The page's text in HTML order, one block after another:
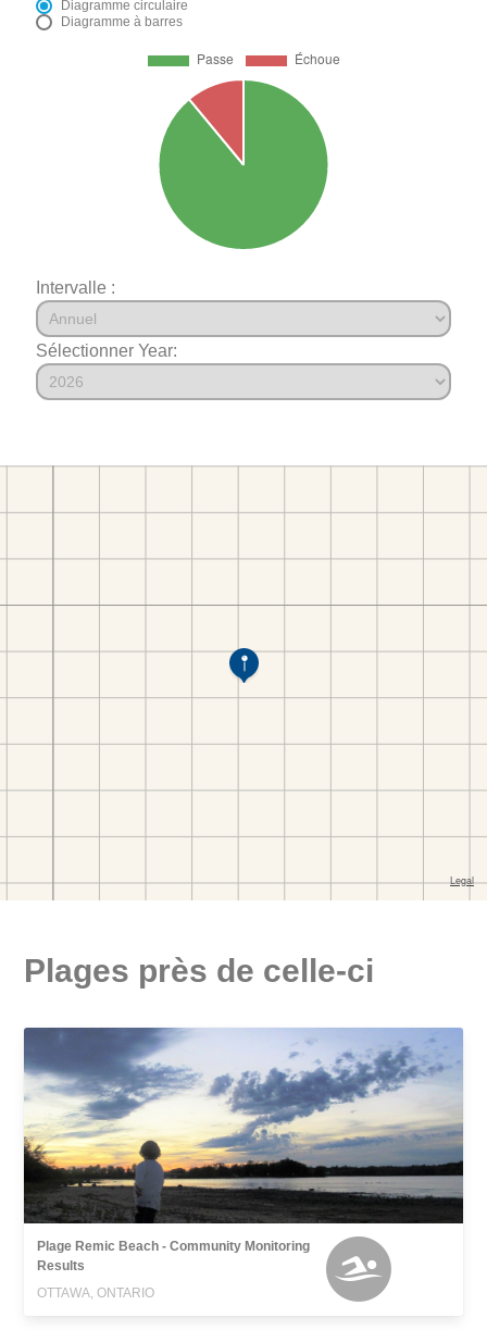
Diagramme circulaire
Diagramme à barres
Intervalle :
Sélectionner Year:
Plages près de celle-ci
Plage Remic Beach - Community Monitoring
Results
OTTAWA, ONTARIO